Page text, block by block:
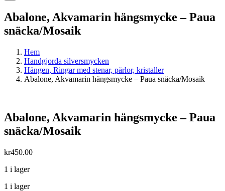
Abalone, Akvamarin hängsmycke – Paua
snäcka/Mosaik
Hem
Handgjorda silversmycken
Hängen, Ringar med stenar, pärlor, kristaller
Abalone, Akvamarin hängsmycke – Paua snäcka/Mosaik
Abalone, Akvamarin hängsmycke – Paua
snäcka/Mosaik
kr450.00
1 i lager
1 i lager